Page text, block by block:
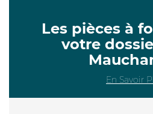
Les pièces à
votre
En Savoir